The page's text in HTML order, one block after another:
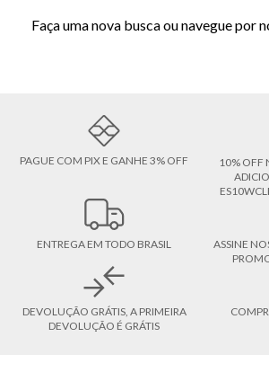
Faça uma nova busca ou navegue por
PAGUE COM PIX E GANHE 3% OFF
10% OFF
ENTREGA EM TODO BRASIL
ASSINE
DEVOLUÇÃO GRÁTIS, A PRIMEIRA
DEVOLUÇÃO É GRÁTIS